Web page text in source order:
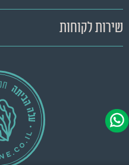
שירות לקוחות